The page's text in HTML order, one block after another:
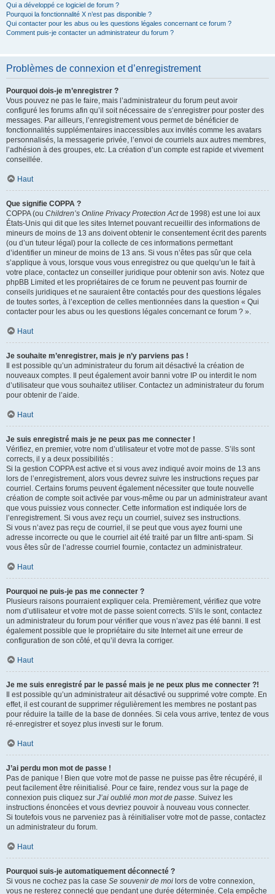
Qui a développé ce logiciel de forum ?
Pourquoi la fonctionnalité X n’est pas disponible ?
Qui contacter pour les abus ou les questions légales concernant ce forum ?
Comment puis-je contacter un administrateur du forum ?
Problèmes de connexion et d’enregistrement
Pourquoi dois-je m’enregistrer ?
Vous pouvez ne pas le faire, mais l’administrateur du forum peut avoir
configuré les forums afin qu’il soit nécessaire de s’enregistrer pour poster des
messages. Par ailleurs, l’enregistrement vous permet de bénéficier de
fonctionnalités supplémentaires inaccessibles aux invités comme les avatars
personnalisés, la messagerie privée, l’envoi de courriels aux autres membres,
l’adhésion à des groupes, etc. La création d’un compte est rapide et vivement
conseillée.
Haut
Que signifie COPPA ?
COPPA (ou Children’s Online Privacy Protection Actde 1998) est une loi aux
États-Unis qui dit que les sites Internet pouvant recueillir des informations de
mineurs de moins de 13 ans doivent obtenir le consentement écrit des parents
(ou d’un tuteur légal) pour la collecte de ces informations permettant
d’identifier un mineur de moins de 13 ans. Si vous n’êtes pas sûr que cela
s’applique à vous, lorsque vous vous enregistrez ou que quelqu’un le fait à
votre place, contactez un conseiller juridique pour obtenir son avis. Notez que
phpBB Limited et les propriétaires de ce forum ne peuvent pas fournir de
conseils juridiques et ne sauraient être contactés pour des questions légales
de toutes sortes, à l’exception de celles mentionnées dans la question « Qui
contacter pour les abus ou les questions légales concernant ce forum ? ».
Haut
Je souhaite m’enregistrer, mais je n’y parviens pas !
Il est possible qu’un administrateur du forum ait désactivé la création de
nouveaux comptes. Il peut également avoir banni votre IP ou interdit le nom
d’utilisateur que vous souhaitez utiliser. Contactez un administrateur du forum
pour obtenir de l’aide.
Haut
Je suis enregistré mais je ne peux pas me connecter !
Vérifiez, en premier, votre nom d’utilisateur et votre mot de passe. S’ils sont
corrects, il y a deux possibilités :
Si la gestion COPPA est active et si vous avez indiqué avoir moins de 13 ans
lors de l’enregistrement, alors vous devrez suivre les instructions reçues par
courriel. Certains forums peuvent également nécessiter que toute nouvelle
création de compte soit activée par vous-même ou par un administrateur avant
que vous puissiez vous connecter. Cette information est indiquée lors de
l’enregistrement. Si vous avez reçu un courriel, suivez ses instructions.
Si vous n’avez pas reçu de courriel, il se peut que vous ayez fourni une
adresse incorrecte ou que le courriel ait été traité par un filtre anti-spam. Si
vous êtes sûr de l’adresse courriel fournie, contactez un administrateur.
Haut
Pourquoi ne puis-je pas me connecter ?
Plusieurs raisons pourraient expliquer cela. Premièrement, vérifiez que votre
nom d’utilisateur et votre mot de passe soient corrects. S’ils le sont, contactez
un administrateur du forum pour vérifier que vous n’avez pas été banni. Il est
également possible que le propriétaire du site Internet ait une erreur de
configuration de son côté, et qu’il devra la corriger.
Haut
Je me suis enregistré par le passé mais je ne peux plus me connecter ?!
Il est possible qu’un administrateur ait désactivé ou supprimé votre compte. En
effet, il est courant de supprimer régulièrement les membres ne postant pas
pour réduire la taille de la base de données. Si cela vous arrive, tentez de vous
ré-enregistrer et soyez plus investi sur le forum.
Haut
J’ai perdu mon mot de passe !
Pas de panique ! Bien que votre mot de passe ne puisse pas être récupéré, il
peut facilement être réinitialisé. Pour ce faire, rendez vous sur la page de
connexion puis cliquez sur J’ai oublié mon mot de passe. Suivez les
instructions énoncées et vous devriez pouvoir à nouveau vous connecter.
Si toutefois vous ne parveniez pas à réinitialiser votre mot de passe, contactez
un administrateur du forum.
Haut
Pourquoi suis-je automatiquement déconnecté ?
Si vous ne cochez pas la case Se souvenir de moi lors de votre connexion,
vous ne resterez connecté que pendant une durée déterminée. Cela empêche